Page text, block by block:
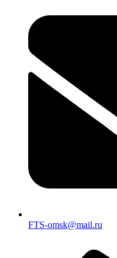
FTS-omsk@mail.ru